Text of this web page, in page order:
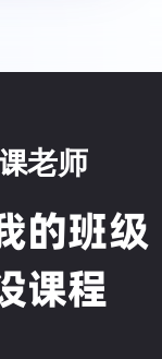
老师
的班级
课程